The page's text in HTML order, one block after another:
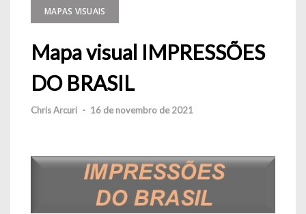
MAPAS VISUAIS
Mapa visual IMPRESSÕES
DO BRASIL
Chris Arcuri - 16 de novembro de 2021